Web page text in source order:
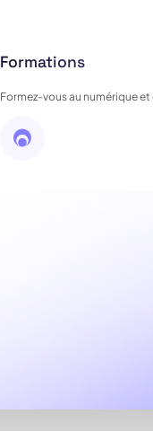
Formations
Formez-vous au numérique